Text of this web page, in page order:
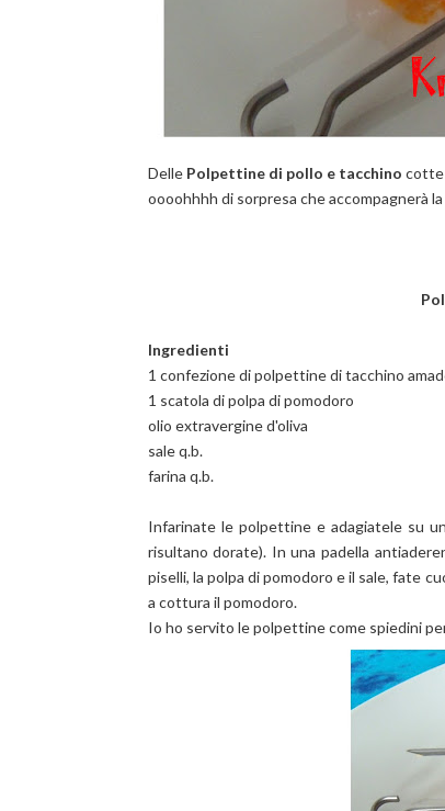
Delle Polpettine di pollo e tacchino cotte
oooohhhh di sorpresa che accompagnerà
Ingredienti
1 confezione di polpettine di tacchino
1 scatola di polpa di pomodoro
olio extravergine d'oliva
sale q.b.
farina q.b.
Infarinate le polpettine e adagiatele su
risultano dorate). In una padella
piselli, la polpa di pomodoro e il sale, fate
a cottura il pomodoro.
Io ho servito le polpettine come spiedini